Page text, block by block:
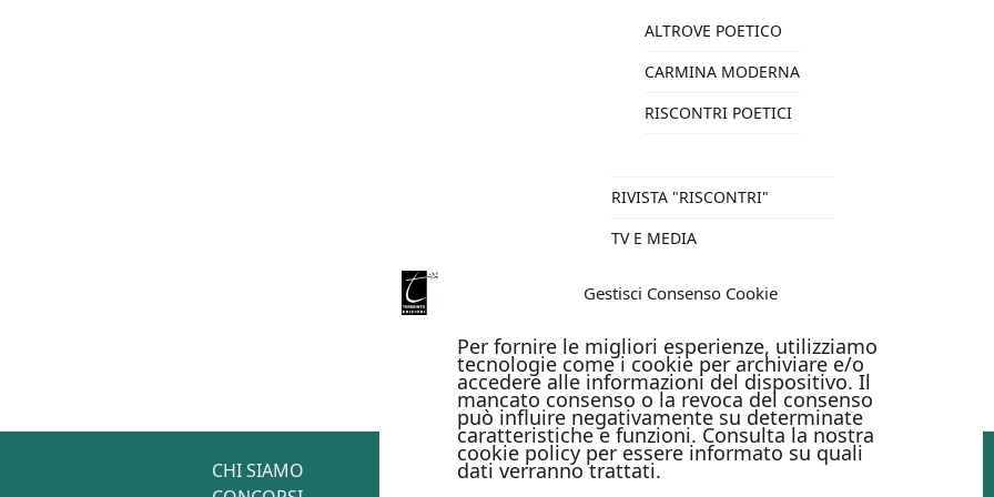
Gestisci Consenso Cookie
Per fornire le migliori esperienze, utilizziamo
tecnologie come i cookie per archiviare e/o
accedere alle informazioni del dispositivo. Il
mancato consenso o la revoca del consenso
può influire negativamente su determinate
caratteristiche e funzioni. Consulta la nostra
cookie policy per essere informato su quali
dati verranno trattati.
ALTROVE POETICO
CARMINA MODERNA
RISCONTRI POETICI
RIVISTA "RISCONTRI"
TV E MEDIA
CHI SIAMO
PAGAMENTI ONLINE CON